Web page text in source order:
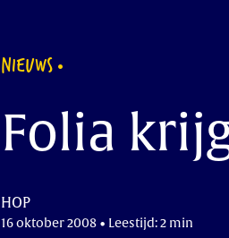
NIEUWS
Folia
HOP
16 oktober 2008 • Leestijd: 2 min